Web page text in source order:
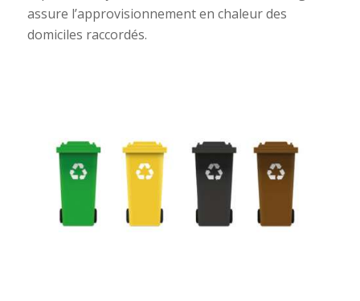
assure l’approvisionnement en chaleur des
domiciles raccordés.